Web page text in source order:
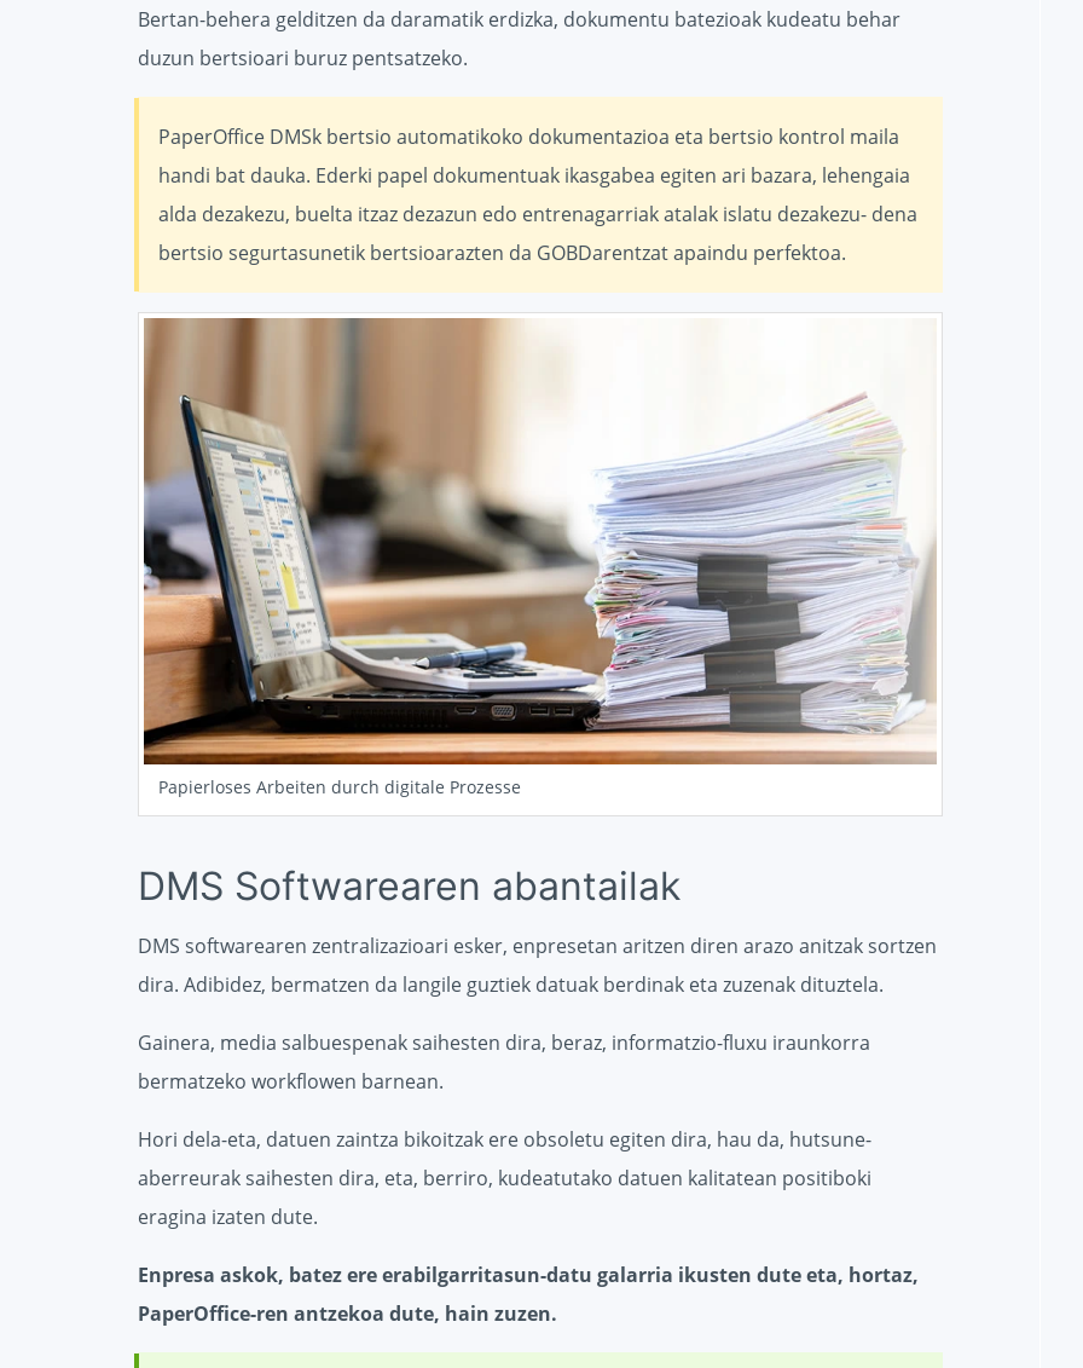
Bertan-behera gelditzen da daramatik erdizka, dokumentu batezioak kudeatu behar
duzun bertsioari buruz pentsatzeko.
PaperOffice DMSk bertsio automatikoko dokumentazioa eta bertsio kontrol maila
handi bat dauka. Ederki papel dokumentuak ikasgabea egiten ari bazara, lehengaia
alda dezakezu, buelta itzaz dezazun edo entrenagarriak atalak islatu dezakezu- dena
bertsio segurtasunetik bertsioarazten da GOBDarentzat apaindu perfektoa.
Papierloses Arbeiten durch digitale Prozesse
DMS Softwarearen abantailak
DMS softwarearen zentralizazioari esker, enpresetan aritzen diren arazo anitzak sortzen
dira. Adibidez, bermatzen da langile guztiek datuak berdinak eta zuzenak dituztela.
Gainera, media salbuespenak saihesten dira, beraz, informatzio-fluxu iraunkorra
bermatzeko workflowen barnean.
Hori dela-eta, datuen zaintza bikoitzak ere obsoletu egiten dira, hau da, hutsune-
aberreurak saihesten dira, eta, berriro, kudeatutako datuen kalitatean positiboki
eragina izaten dute.
Enpresa askok, batez ere erabilgarritasun-datu galarria ikusten dute eta, hortaz,
PaperOffice-ren antzekoa dute, hain zuzen.